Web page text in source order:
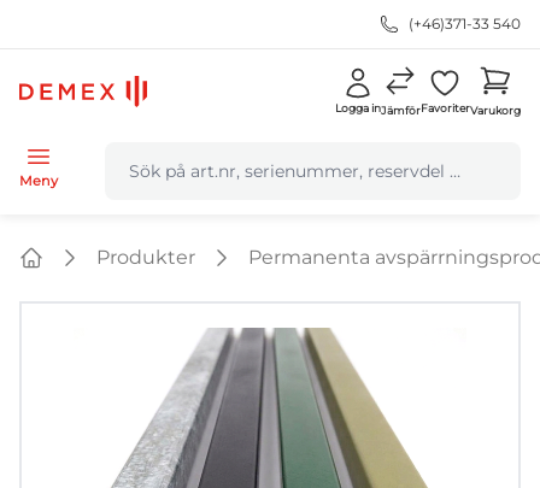
(+46)371-33 540
Logga inJämförFavoriterVarukorg
Meny
Produkter Permanenta